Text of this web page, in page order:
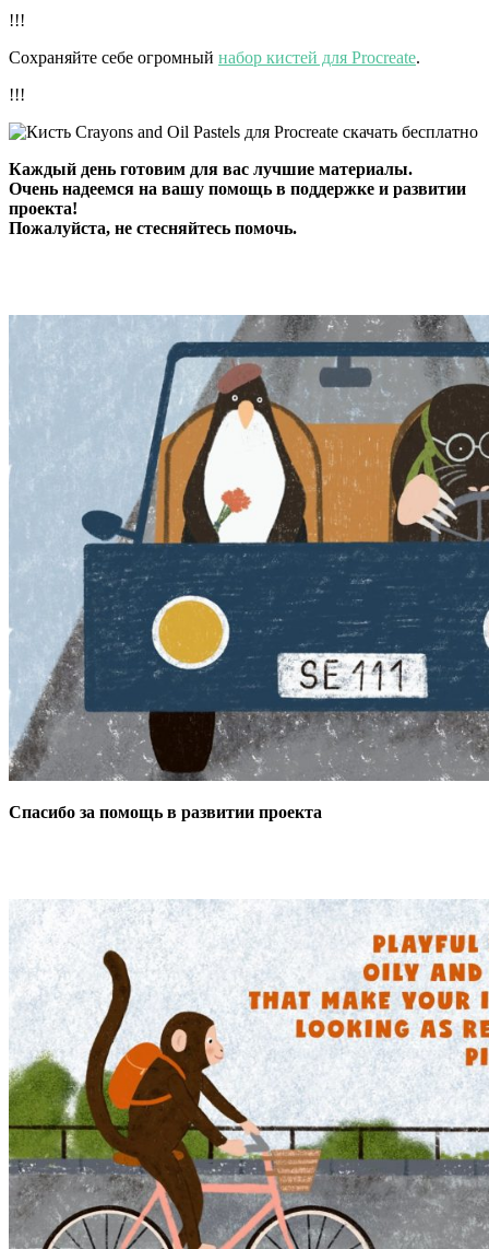
Отправить
!!!
Сохраняйте себе огромный набор кистей для Procreate.
!!!
Каждый день готовим для вас лучшие материалы.
Очень надеемся на вашу помощь в поддержке и развитии
проекта!
Пожалуйста, не стесняйтесь помочь.
Спасибо за помощь в развитии проекта